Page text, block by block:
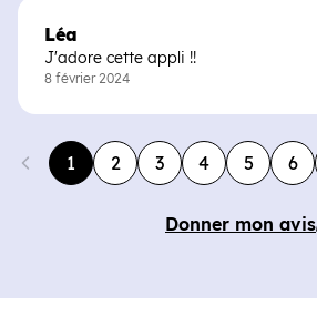
Léa
J'adore cette appli !!
8 février 2024
1 2 3 4 5 6
Donner mon avis